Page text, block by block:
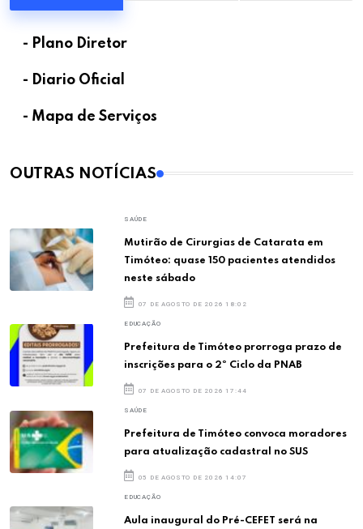
- Plano Diretor
- Diario Oficial
- Mapa de Serviços
OUTRAS NOTÍCIAS
SAÚDE
Mutirão de Cirurgias de Catarata em
Timóteo: quase 150 pacientes atendidos
neste sábado
07 DE AGOSTO DE 2026 18:02
EDUCAÇÃO
Prefeitura de Timóteo prorroga prazo de
inscrições para o 2º Ciclo da PNAB
07 DE AGOSTO DE 2026 17:44
SAÚDE
Prefeitura de Timóteo convoca moradores
para atualização cadastral no SUS
05 DE AGOSTO DE 2026 14:07
EDUCAÇÃO
Aula inaugural do Pré-CEFET será na